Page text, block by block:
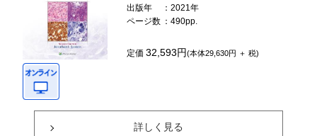
出版年
：2021年
ページ数 ：490pp.
定価32,593円(本体29,630円 ＋ 税)
詳しく見る